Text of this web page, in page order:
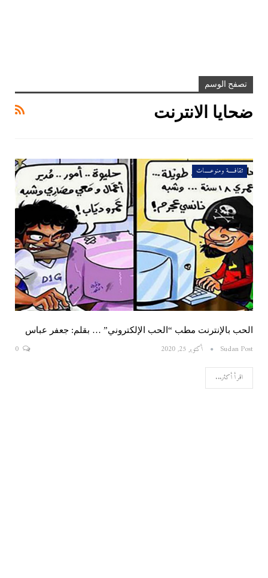
تصفح الوسم
ضحايا الانترنت
ثقافـــــة ومنوعـــــات
الحب بالإنترنت مطب “الحب الإلكتروني” … بقلم: جعفر عباس
Sudan Post أكتوبر 25, 2020
اقرأ أكثر...